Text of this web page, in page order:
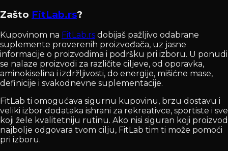
Zašto FitLab.rs?
Kupovinom na FitLab.rs dobijaš pažljivo odabrane
suplemente proverenih proizvođača, uz jasne
informacije o proizvodima i podršku pri izboru. U ponudi
se nalaze proizvodi za različite ciljeve, od oporavka,
aminokiselina i izdržljivosti, do energije, mišićne mase,
definicije i svakodnevne suplementacije.
FitLab ti omogućava sigurnu kupovinu, brzu dostavu i
veliki izbor dodataka ishrani za rekreativce, sportiste i sve
koji žele kvalitetniju rutinu. Ako nisi siguran koji proizvod
najbolje odgovara tvom cilju, FitLab tim ti može pomoći
pri izboru.